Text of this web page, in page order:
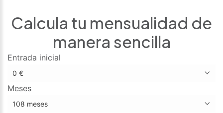
Calcula tu mensualidad de
manera sencilla
Entrada inicial
Meses